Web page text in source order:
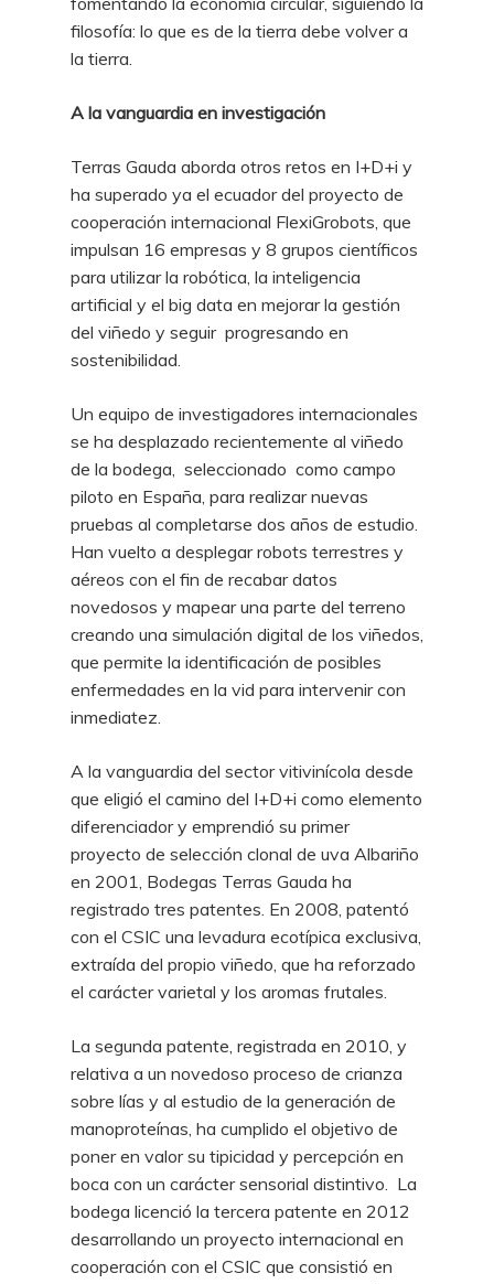
filosofía: lo que es de la tierra debe volver a
la tierra.
A la vanguardia en investigación
Terras Gauda aborda otros retos en I+D+i y
ha superado ya el ecuador del proyecto de
cooperación internacional FlexiGrobots, que
impulsan 16 empresas y 8 grupos científicos
para utilizar la robótica, la inteligencia
artificial y el big data en mejorar la gestión
del viñedo y seguir progresando en
sostenibilidad.
Un equipo de investigadores internacionales
se ha desplazado recientemente al viñedo
de la bodega, seleccionado como campo
piloto en España, para realizar nuevas
pruebas al completarse dos años de estudio.
Han vuelto a desplegar robots terrestres y
aéreos con el fin de recabar datos
novedosos y mapear una parte del terreno
creando una simulación digital de los viñedos,
que permite la identificación de posibles
enfermedades en la vid para intervenir con
inmediatez.
A la vanguardia del sector vitivinícola desde
que eligió el camino del I+D+i como elemento
diferenciador y emprendió su primer
proyecto de selección clonal de uva Albariño
en 2001, Bodegas Terras Gauda ha
registrado tres patentes. En 2008, patentó
con el CSIC una levadura ecotípica exclusiva,
extraída del propio viñedo, que ha reforzado
el carácter varietal y los aromas frutales.
La segunda patente, registrada en 2010, y
relativa a un novedoso proceso de crianza
sobre lías y al estudio de la generación de
manoproteínas, ha cumplido el objetivo de
poner en valor su tipicidad y percepción en
boca con un carácter sensorial distintivo. La
bodega licenció la tercera patente en 2012
desarrollando un proyecto internacional en
cooperación con el CSIC que consistió en